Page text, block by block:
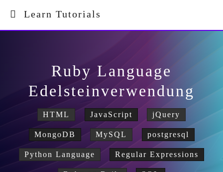
Learn Tutorials
Ruby Language
Edelsteinverwendung
HTML JavaScript jQuery
MongoDB MySQL postgresql
Python Language Regular Expressions